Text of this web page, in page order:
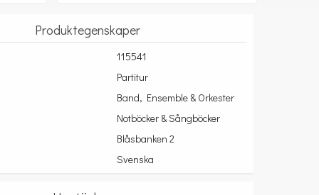
Produktegenskaper
115541
Partitur
Band, Ensemble & Orkester
Notböcker & Sångböcker
Blåsbanken 2
Svenska